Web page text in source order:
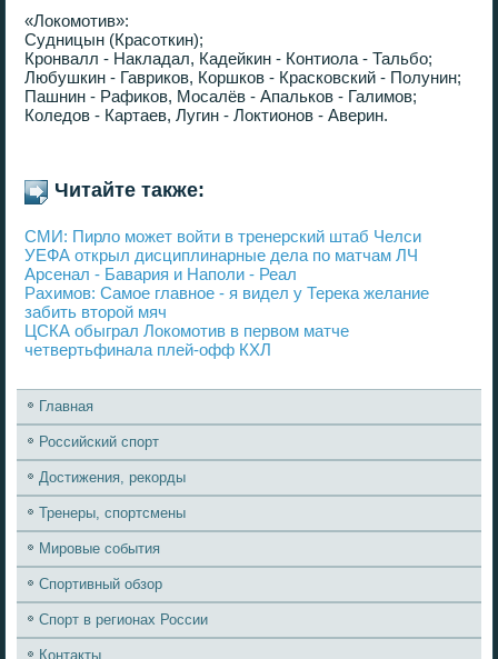
«Локомотив»:
Судницын (Красоткин);
Кронвалл - Накладал, Кадейкин - Контиола - Тальбо;
Любушкин - Гавриков, Коршков - Красковский - Полунин;
Пашнин - Рафиков, Мосалёв - Апальков - Галимов;
Коледов - Картаев, Лугин - Локтионов - Аверин.
Читайте также:
СМИ: Пирло может войти в тренерский штаб Челси
УЕФА открыл дисциплинарные дела по матчам ЛЧ
Арсенал - Бавария и Наполи - Реал
Рахимов: Самое главное - я видел у Терека желание
забить второй мяч
ЦСКА обыграл Локомотив в первом матче
четвертьфинала плей-офф КХЛ
Главная
Российский спорт
Достижения, рекорды
Тренеры, спортсмены
Мировые события
Спортивный обзор
Спорт в регионах России
Контакты